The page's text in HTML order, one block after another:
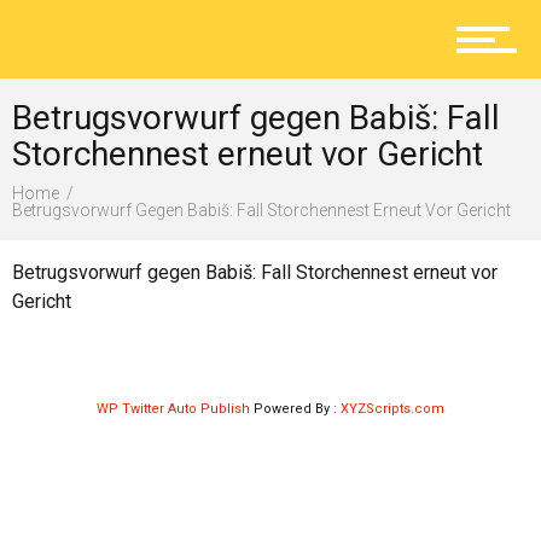
Lokal
Betrugsvorwurf gegen Babiš: Fall
Storchennest erneut vor Gericht
Home
Betrugsvorwurf Gegen Babiš: Fall Storchennest Erneut Vor Gericht
Betrugsvorwurf gegen Babiš: Fall Storchennest erneut vor
Gericht
WP Twitter Auto Publish Powered By : XYZScripts.com